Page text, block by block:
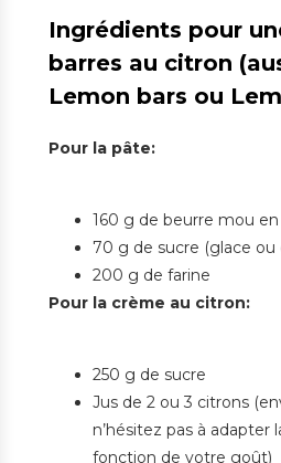
Ingrédients pour
barres au citron
Lemon bars ou
Pour la pâte:
160 g de beurre mou
70 g de sucre (glace ou
200 g de farine
Pour la crème au citron:
250 g de sucre
Jus de 2 ou 3 citrons
n’hésitez pas à adapter
fonction de votre goût)